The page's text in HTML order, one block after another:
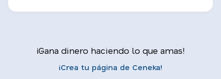
¡Gana dinero haciendo lo que amas!
¡Crea tu página de Ceneka!